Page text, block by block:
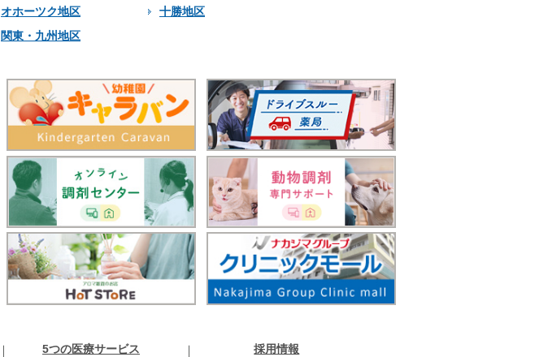
オホーツク地区
十勝地区
関東・九州地区
5つの医療サービス 採用情報